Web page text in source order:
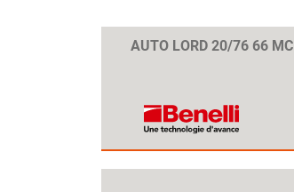
AUTO LORD 20/76 66 MC